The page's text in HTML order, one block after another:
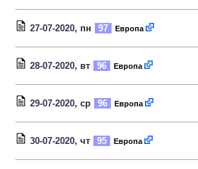
27-07-2020, пн 97 Европа
28-07-2020, вт 96 Европа
29-07-2020, ср 96 Европа
30-07-2020, чт 95 Европа